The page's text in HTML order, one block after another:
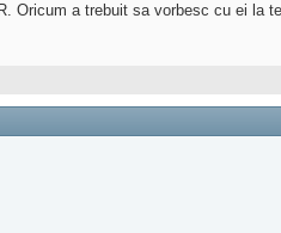
a trebuit sa vorbesc cu ei la